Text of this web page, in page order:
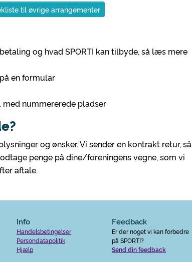
til øvrige arrangementer
og hvad SPORTI kan tilbyde, så læs mere
en formular
nummererede pladser
og ønsker. Vi sender en kontrakt retur, så
penge på dine/foreningens vegne, som vi
aftale.
Info
Handelsbetingelser
Persondatapolitik
Hjælp
Feedback
Er der noget vi kan forbedre
på SPORTI?
Send din feedback